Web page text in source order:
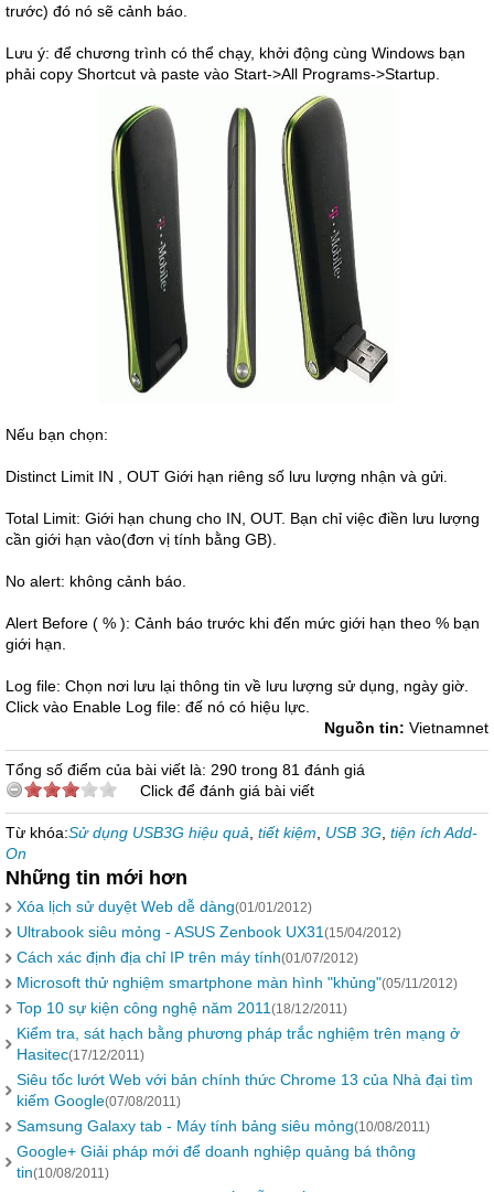
trước) đó nó sẽ cảnh báo.
Lưu ý: để chương trình có thể chạy, khởi động cùng Windows bạn
phải copy Shortcut và paste vào Start->All Programs->Startup.
Nếu bạn chọn:
Distinct Limit IN , OUT Giới hạn riêng số lưu lượng nhận và gửi.
Total Limit: Giới hạn chung cho IN, OUT. Bạn chỉ việc điền lưu lượng
cần giới hạn vào(đơn vị tính bằng GB).
No alert: không cảnh báo.
Alert Before ( % ): Cảnh báo trước khi đến mức giới hạn theo % bạn
giới hạn.
Log file: Chọn nơi lưu lại thông tin về lưu lượng sử dụng, ngày giờ.
Click vào Enable Log file: đế nó có hiệu lực.
Nguồn tin: Vietnamnet
Tổng số điểm của bài viết là: 290 trong 81 đánh giá
Click để đánh giá bài viết
Từ khóa:Sử dụng USB3G hiệu quả tiết kiệm USB 3G tiện ích Add-
On
Những tin mới hơn
Xóa lịch sử duyệt Web dễ dàng(01/01/2012)
Ultrabook siêu mỏng - ASUS Zenbook UX31 (15/04/2012)
Cách xác định địa chỉ IP trên máy tính(01/07/2012)
Microsoft thử nghiệm smartphone màn hình "khủng"(05/11/2012)
Top 10 sự kiện công nghệ năm 2011 (18/12/2011)
Kiểm tra, sát hạch bằng phương pháp trắc nghiệm trên mạng ở
Hasitec(17/12/2011)
Siêu tốc lướt Web với bản chính thức Chrome 13 của Nhà đại tìm
kiếm Google(07/08/2011)
Samsung Galaxy tab - Máy tính bảng siêu mỏng(10/08/2011)
Google+ Giải pháp mới để doanh nghiệp quảng bá thông
tin(10/08/2011)